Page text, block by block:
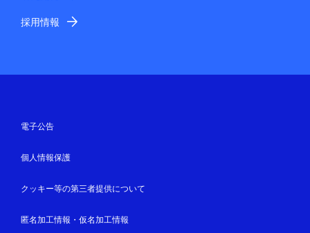
採用情報
電子公告
個人情報保護
クッキー等の第三者提供について
匿名加工情報・仮名加工情報